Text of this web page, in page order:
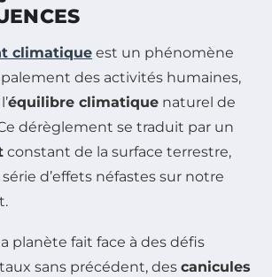
climatique est un phénomène
des activités humaines,
équilibre climatique naturel de
dérèglement se traduit par un
constant de la surface terrestre,
d’effets néfastes sur notre
planète fait face à des défis
sans précédent, des canicules